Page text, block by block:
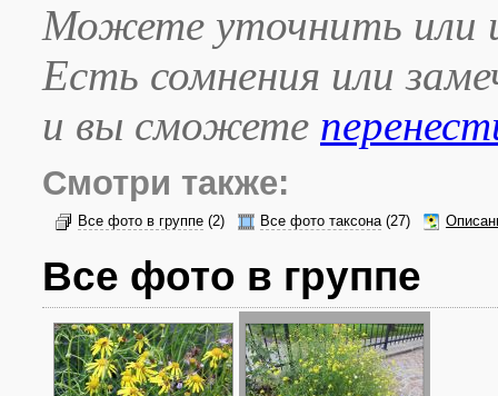
Можете уточнить или
Есть сомнения или
и вы сможете
Смотри также:
Все фото в группе (2) Все фото таксона(27)
Все фото в группе